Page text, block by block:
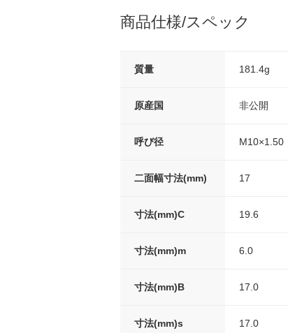
商品仕様/スペック
質量 181.4g
原産国 非公開
呼び径 M10×1.50
二面幅寸法(mm) 17
寸法(mm)C 19.6
寸法(mm)m 6.0
寸法(mm)B 17.0
寸法(mm)s 17.0